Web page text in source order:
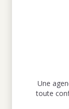
Une
toute